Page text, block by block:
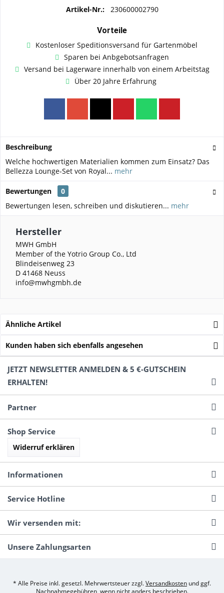
Artikel-Nr.: 230600002790
Vorteile
Kostenloser Speditionsversand für Gartenmöbel
Sparen bei Anbgebotsanfragen
Versand bei Lagerware innerhalb von einem Arbeitstag
Über 20 Jahre Erfahrung
Beschreibung
Welche hochwertigen Materialien kommen zum Einsatz? Das
Bellezza Lounge-Set von Royal... mehr
Bewertungen
0
Bewertungen lesen, schreiben und diskutieren... mehr
Hersteller
MWH GmbH
Member of the Yotrio Group Co., Ltd
Blindeisenweg 23
D 41468 Neuss
info@mwhgmbh.de
Ähnliche Artikel
Kunden haben sich ebenfalls angesehen
JETZT NEWSLETTER ANMELDEN & 5 €-GUTSCHEIN
ERHALTEN!
Partner
Shop Service
Widerruf erklären
Informationen
Service Hotline
Wir versenden mit:
Unsere Zahlungsarten
* Alle Preise inkl. gesetzl. Mehrwertsteuer zzgl.Versandkosten und ggf.
Nachnahmegebühren, wenn nicht anders beschrieben.